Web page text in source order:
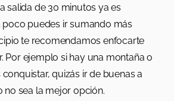
salida de 30 minutos ya es
puedes ir sumando más
te recomendamos enfocarte
Por ejemplo si hay una montaña o
quizás ir de buenas a
no sea la mejor opción.